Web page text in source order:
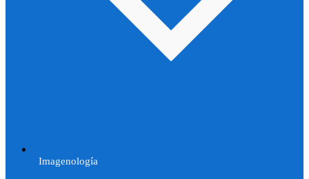
Imagenología